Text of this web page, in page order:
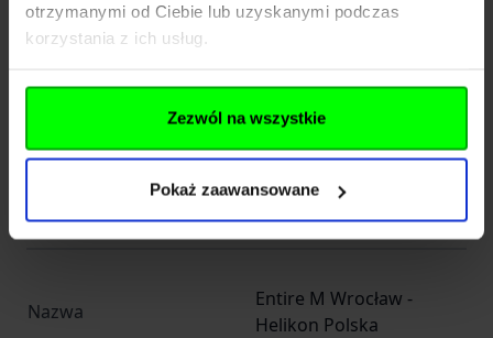
otrzymanymi od Ciebie lub uzyskanymi podczas
korzystania z ich usług.
Zezwól na wszystkie
Pokaż zaawansowane
Kod SKU
HE.CZ-BBC-NR-45
HELIKON-TEX
Rozmiar
One Size
Producent
Nazwa
Entire M Wrocław -
Helikon Polska